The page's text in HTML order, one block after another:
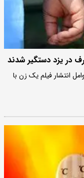
در یزد دستگیر شدند
انتشار فیلم یک زن با